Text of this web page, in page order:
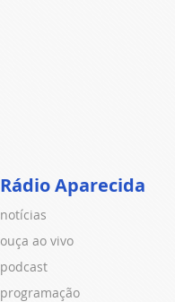
Rádio Aparecida
notícias
ouça ao vivo
podcast
programação